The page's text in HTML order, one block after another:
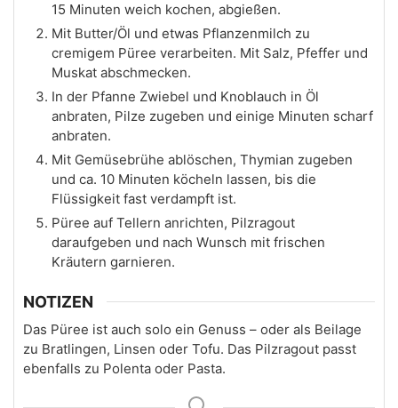
15 Minuten weich kochen, abgießen.
Mit Butter/Öl und etwas Pflanzenmilch zu
cremigem Püree verarbeiten. Mit Salz, Pfeffer und
Muskat abschmecken.
In der Pfanne Zwiebel und Knoblauch in Öl
anbraten, Pilze zugeben und einige Minuten scharf
anbraten.
Mit Gemüsebrühe ablöschen, Thymian zugeben
und ca. 10 Minuten köcheln lassen, bis die
Flüssigkeit fast verdampft ist.
Püree auf Tellern anrichten, Pilzragout
daraufgeben und nach Wunsch mit frischen
Kräutern garnieren.
NOTIZEN
Das Püree ist auch solo ein Genuss – oder als Beilage
zu Bratlingen, Linsen oder Tofu. Das Pilzragout passt
ebenfalls zu Polenta oder Pasta.